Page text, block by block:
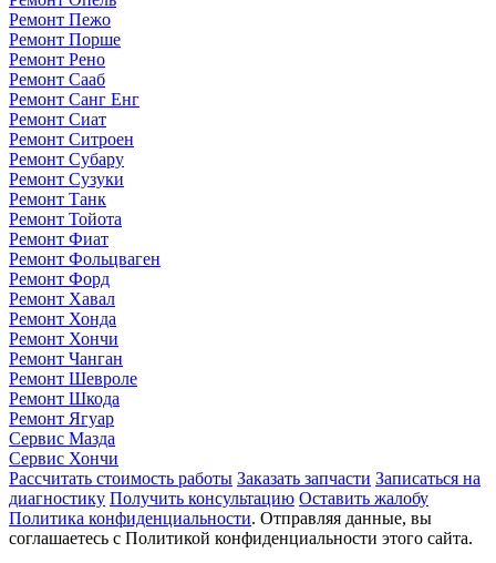
Ремонт Пежо
Ремонт Порше
Ремонт Рено
Ремонт Сааб
Ремонт Санг Енг
Ремонт Сиат
Ремонт Ситроен
Ремонт Субару
Ремонт Сузуки
Ремонт Танк
Ремонт Тойота
Ремонт Фиат
Ремонт Фольцваген
Ремонт Форд
Ремонт Хавал
Ремонт Хонда
Ремонт Хончи
Ремонт Чанган
Ремонт Шевроле
Ремонт Шкода
Ремонт Ягуар
Сервис Мазда
Сервис Хончи
Рассчитать стоимость работы Заказать запчасти Записаться на
диагностику Получить консультацию Оставить жалобу
Политика конфиденциальности. Отправляя данные, вы
соглашаетесь с Политикой конфиденциальности этого сайта.